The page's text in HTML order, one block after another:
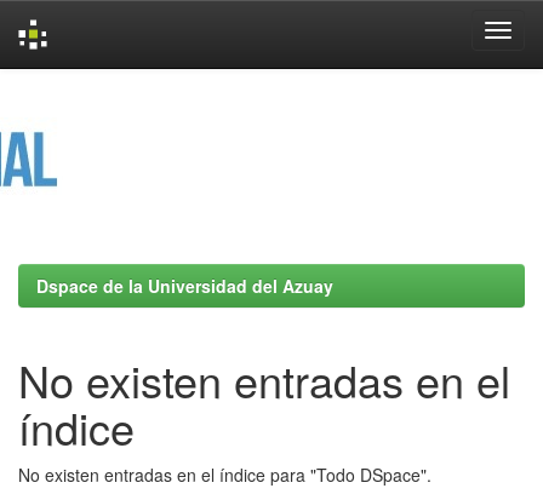
Dspace de la Universidad del Azuay
No existen entradas en el
índice
No existen entradas en el índice para "Todo DSpace".